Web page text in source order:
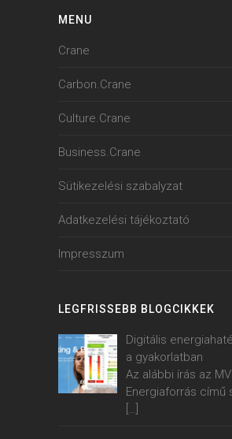
MENU
Crane
Carbon.Crane
Culture.Crane
Business.Crane
Sütikezelési szabalyzat
Adatkezelési tájékoztató
Impresszum
LEGFRISSEBB BLOGCIKKEK
Digitális
a gyakorlatban
Az alábbi írás az
Energiaforrás című